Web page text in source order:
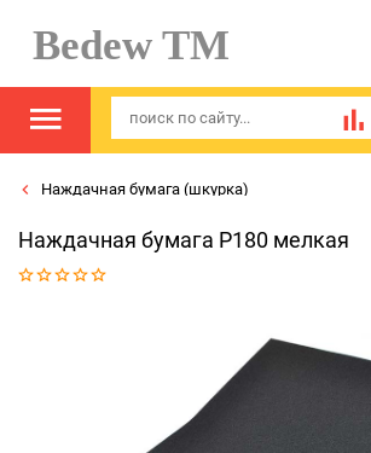
Bedew TM
Наждачная бумага (шкурка)
Наждачная бумага Р180 мелкая